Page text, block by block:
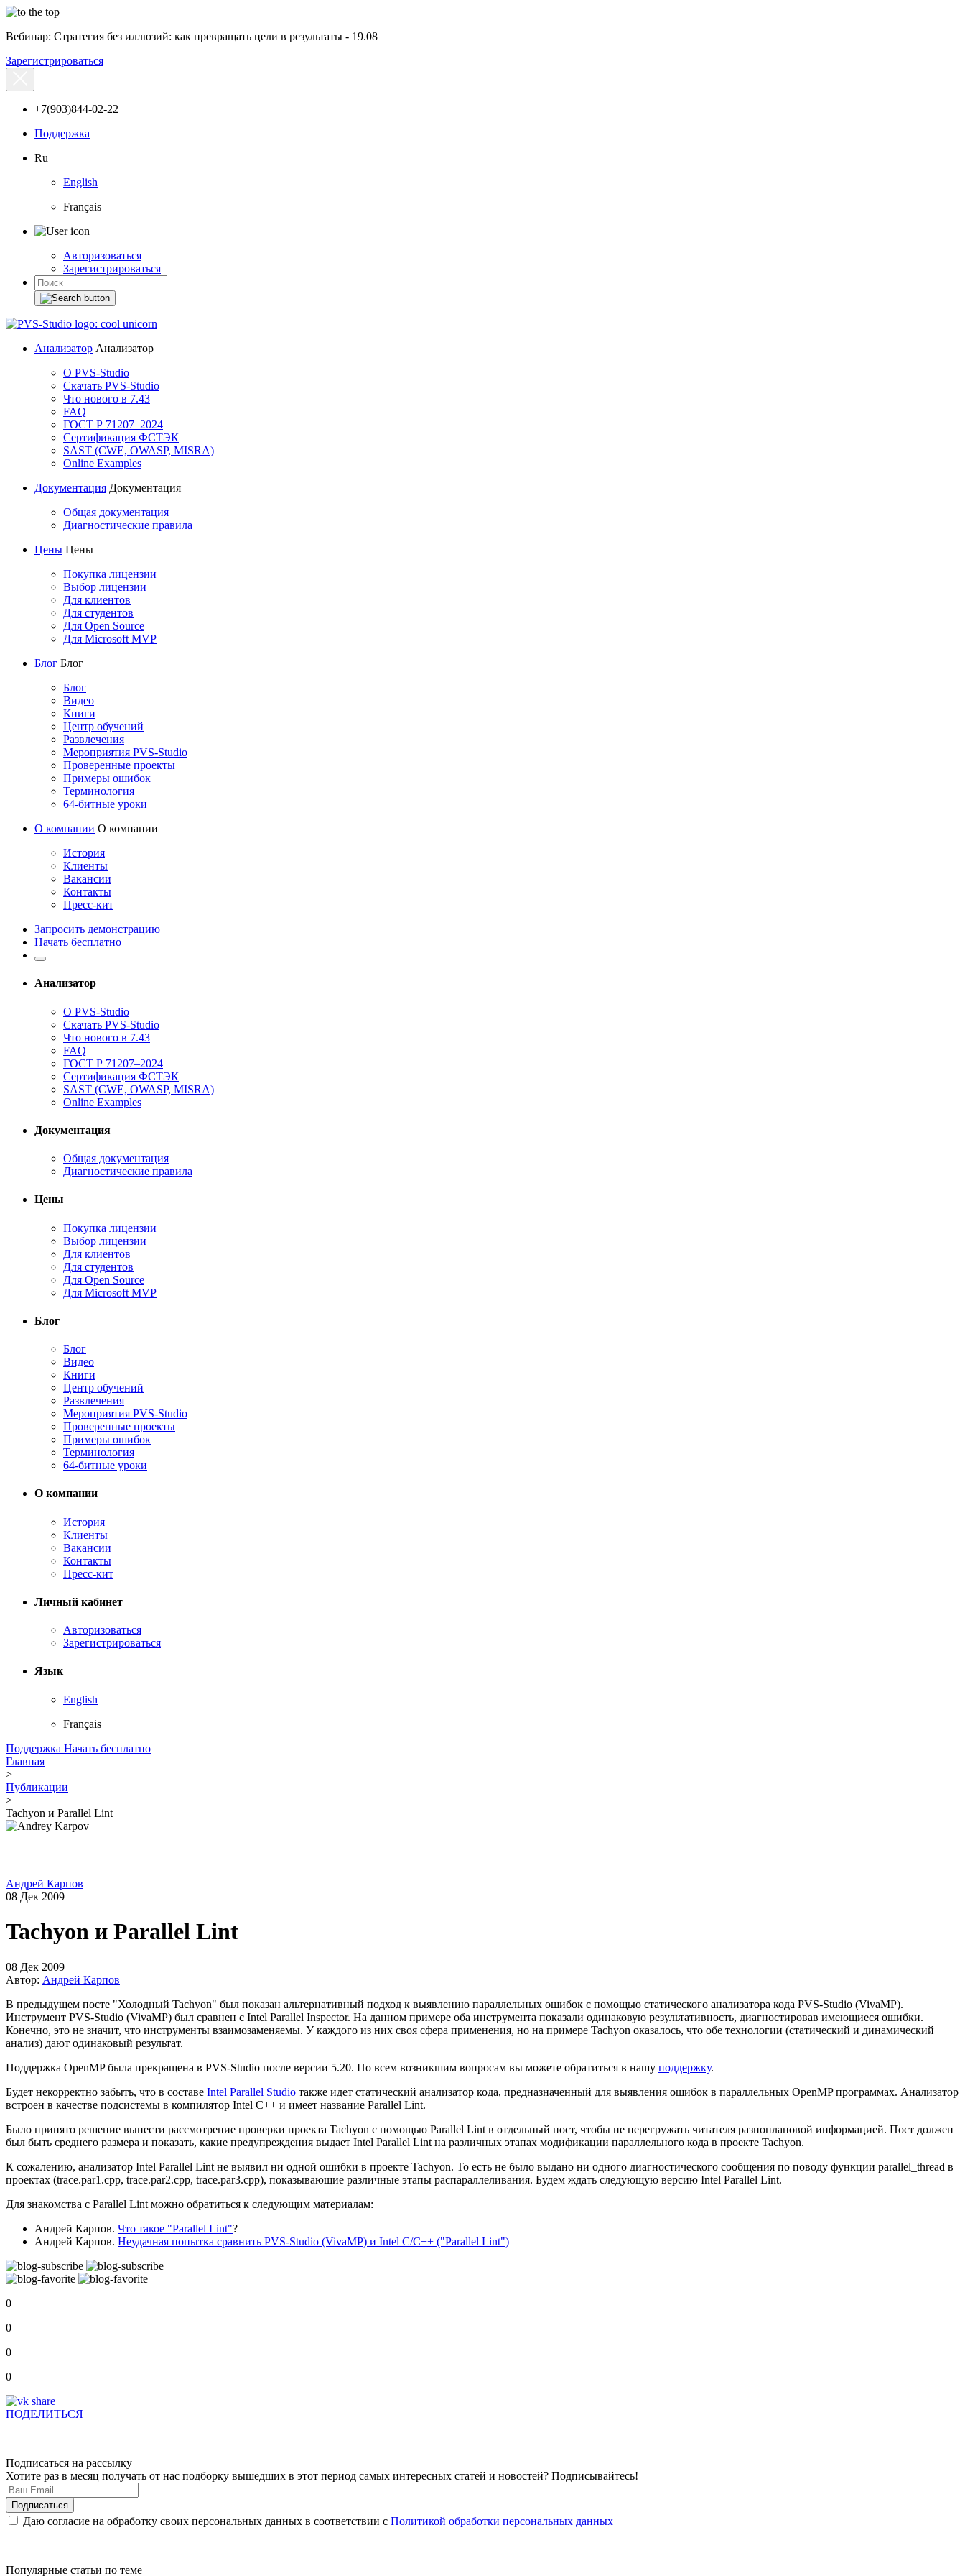
Вебинар: Стратегия без иллюзий: как превращать цели в результаты - 19.08
Зарегистрироваться
+7(903)844-02-22
Поддержка
Ru
English
Français
Авторизоваться
Зарегистрироваться
Анализатор Анализатор
О PVS-Studio
Скачать PVS-Studio
Что нового в 7.43
FAQ
ГОСТ Р 71207–2024
Сертификация ФСТЭК
SAST (CWE, OWASP, MISRA)
Online Examples
Документация Документация
Общая документация
Диагностические правила
Цены Цены
Покупка лицензии
Выбор лицензии
Для клиентов
Для студентов
Для Open Source
Для Microsoft MVP
Блог Блог
Блог
Видео
Книги
Центр обучений
Развлечения
Мероприятия PVS-Studio
Проверенные проекты
Примеры ошибок
Терминология
64-битные уроки
О компании О компании
История
Клиенты
Вакансии
Контакты
Пресс-кит
Запросить демонстрацию
Начать бесплатно
Анализатор
О PVS-Studio
Скачать PVS-Studio
Что нового в 7.43
FAQ
ГОСТ Р 71207–2024
Сертификация ФСТЭК
SAST (CWE, OWASP, MISRA)
Online Examples
Документация
Общая документация
Диагностические правила
Цены
Покупка лицензии
Выбор лицензии
Для клиентов
Для студентов
Для Open Source
Для Microsoft MVP
Блог
Блог
Видео
Книги
Центр обучений
Развлечения
Мероприятия PVS-Studio
Проверенные проекты
Примеры ошибок
Терминология
64-битные уроки
О компании
История
Клиенты
Вакансии
Контакты
Пресс-кит
Личный кабинет
Авторизоваться
Зарегистрироваться
Язык
English
Français
Поддержка Начать бесплатно
Главная
>
Публикации
>
Tachyon и Parallel Lint
Андрей Карпов
08 Дек 2009
Tachyon и Parallel Lint
08 Дек 2009
Автор: Андрей Карпов
В предыдущем посте "Холодный Tachyon" был показан альтернативный подход к выявлению параллельных ошибок с помощью статического анализатора кода PVS-Studio (VivaMP).
Инструмент PVS-Studio (VivaMP) был сравнен с Intel Parallel Inspector. На данном примере оба инструмента показали одинаковую результативность, диагностировав имеющиеся ошибки.
Конечно, это не значит, что инструменты взаимозаменяемы. У каждого из них своя сфера применения, но на примере Tachyon оказалось, что обе технологии (статический и динамический
анализ) дают одинаковый результат.
Поддержка OpenMP была прекращена в PVS-Studio после версии 5.20. По всем возникшим вопросам вы можете обратиться в нашу поддержку.
Будет некорректно забыть, что в составе Intel Parallel Studio также идет статический анализатор кода, предназначенный для выявления ошибок в параллельных OpenMP программах. Анализатор
встроен в качестве подсистемы в компилятор Intel C++ и имеет название Parallel Lint.
Было принято решение вынести рассмотрение проверки проекта Tachyon с помощью Parallel Lint в отдельный пост, чтобы не перегружать читателя разноплановой информацией. Пост должен
был быть среднего размера и показать, какие предупреждения выдает Intel Parallel Lint на различных этапах модификации параллельного кода в проекте Tachyon.
К сожалению, анализатор Intel Parallel Lint не выявил ни одной ошибки в проекте Tachyon. То есть не было выдано ни одного диагностического сообщения по поводу функции parallel_thread в
проектах (trace.par1.cpp, trace.par2.cpp, trace.par3.cpp), показывающие различные этапы распараллеливания. Будем ждать следующую версию Intel Parallel Lint.
Для знакомства с Parallel Lint можно обратиться к следующим материалам:
Андрей Карпов. Что такое "Parallel Lint"?
Андрей Карпов. Неудачная попытка сравнить PVS-Studio (VivaMP) и Intel C/C++ ("Parallel Lint")
0
0
0
0
ПОДЕЛИТЬСЯ
Подписаться на рассылку
Хотите раз в месяц получать от нас подборку вышедших в этот период самых интересных статей и новостей? Подписывайтесь!
Даю согласие на обработку своих персональных данных в соответствии с Политикой обработки персональных данных
Популярные статьи по теме